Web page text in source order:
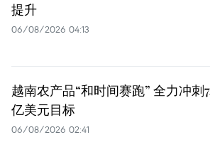
提升
06/08/2026 04:13
越南农产品“和时间赛跑” 全力冲刺
亿美元目标
06/08/2026 02:41